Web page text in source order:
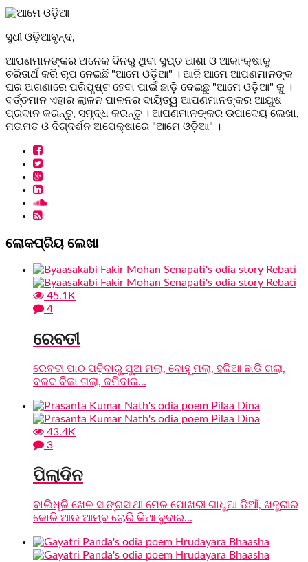
ସୁଧୀ ଓଡ଼ିଆବୃନ୍ଦ,
ଆପଣମାନଙ୍କର ଅନେକ ଦିନରୁ ଥିବା ସୁପ୍ତ ଆଶା ଓ ଆକାଂକ୍ଷାକୁ
ଚରିତାର୍ଥ କରି ରୂପ ନେଇଛି "ଆମେ ଓଡ଼ିଆ" । ଆଜି ଆମେ ଆପଣମାନଙ୍କ
ଘର ଅଗଣାରେ ପରିପୃଷ୍ଟ ହେବା ପାଇଁ ଛାଡ଼ି ଦେଇଛୁ "ଆମେ ଓଡ଼ିଆ" କୁ ।
ବର୍ତ୍ତମାନ ଏହାର ଲାଳନ ପାଳନର ଦାୟିତ୍ୱ ଆପଣମାନଙ୍କର ଆୟୁଷ
ପ୍ରଦାନ କରନ୍ତୁ, ସମୃଦ୍ଧ କରନ୍ତୁ । ଆପଣମାନଙ୍କର ଉପାଦେୟ ଲେଖା,
ମତାମତ ଓ ଦିଗ୍ଦର୍ଶନ ଅପେକ୍ଷାରେ "ଆମେ ଓଡ଼ିଆ" ।
ଲୋକପ୍ରିୟ ଲେଖା
45.1K
4
ରେବତୀ
ରେବତୀ ପାଠ ପଢ଼ିବାରୁ ପୁଅ ମଲା, ବୋହୂ ମଲା, ହଳିଆ ଛାଡି ଗଲା,
ବଳଦ ବିକା ଗଲା, ଜମିଦାର...
43.4K
3
ପିଲାଦିନ
ବାଲିଧୂଳି ଖେଳ ସାଙ୍ଗସାଥୀ ମେଳ ପୋଖରୀ ଗାଧୁଆ ଡିଆଁ, ଖଜୁରୀର
କୋଳି ଆଉ ଆମ୍ବ ଚୋରି କିଆ ବୁଦାର...